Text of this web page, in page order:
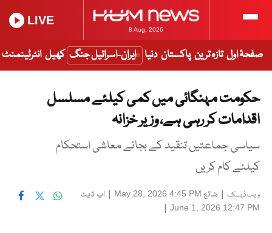
8 Aug, 2026
LIVE
صفحۂ اول تازہ ترین پاکستان دنیا ایران-اسرائیل جنگ کھیل انٹرٹینمنٹ
حکومت مہنگائی میں کمی کیلئے مسلسل
اقدامات کر رہی ہے، وزیر خزانہ
سیاسی جماعتیں تنقید کے بجائے معاشی استحکام
کیلئے کام کریں
ویب ڈیسک | شائع May 28, 2026 4:45 PM
| اپ ڈیٹ
June 1, 2026 12:47 PM
|